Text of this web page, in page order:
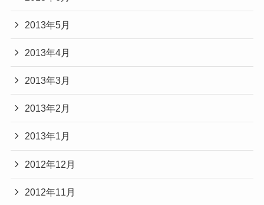
2013年5月
2013年4月
2013年3月
2013年2月
2013年1月
2012年12月
2012年11月